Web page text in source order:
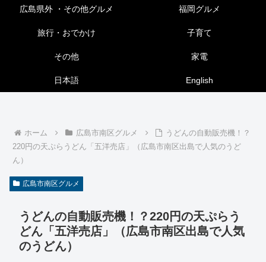
広島県外 ・その他グルメ 福岡グルメ
旅行・おでかけ 子育て
その他 家電
日本語 English
ホーム 広島市南区グルメ
うどんの自動販売機！？
220円の天ぷらうどん「五洋売店」（広島市南区出島で人気のうど
ん）
広島市南区グルメ
うどんの自動販売機！？220円の天ぷらう
どん「五洋売店」（広島市南区出島で人気
のうどん）